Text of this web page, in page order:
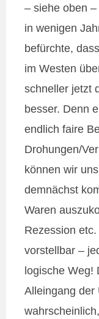
– siehe oben
in wenigen
befürchte,
im Westen
schneller jetzt
besser. Denn
endlich faire
Drohungen/
können wir
demnächst
Waren
Rezession
vorstellbar –
logische Weg!
Alleingang der